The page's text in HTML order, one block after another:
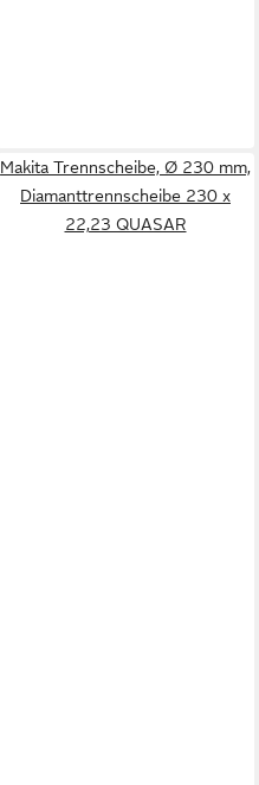
Makita Trennscheibe, Ø 230 mm,
Diamanttrennscheibe 230 x
22,23 QUASAR